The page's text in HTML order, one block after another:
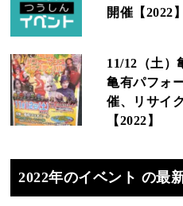
開催【2022】
11/12（土）
亀有パフォ
催、リサイ
【2022】
2022年のイベント の最